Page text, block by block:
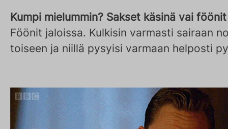
Kumpi mielummin? Sakset käsinä vai
Föönit jaloissa. Kulkisin varmasti sairaan
toiseen ja niillä pysyisi varmaan helposti